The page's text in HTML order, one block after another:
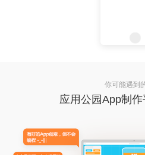
你可能遇到
应用公园App制